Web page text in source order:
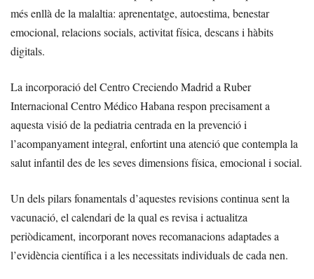
més enllà de la malaltia: aprenentatge, autoestima, benestar
emocional, relacions socials, activitat física, descans i hàbits
digitals.
La incorporació del Centro Creciendo Madrid a Ruber
Internacional Centro Médico Habana respon precisament a
aquesta visió de la pediatria centrada en la prevenció i
l’acompanyament integral, enfortint una atenció que contempla la
salut infantil des de les seves dimensions física, emocional i social.
Un dels pilars fonamentals d’aquestes revisions continua sent la
vacunació, el calendari de la qual es revisa i actualitza
periòdicament, incorporant noves recomanacions adaptades a
l’evidència científica i a les necessitats individuals de cada nen.